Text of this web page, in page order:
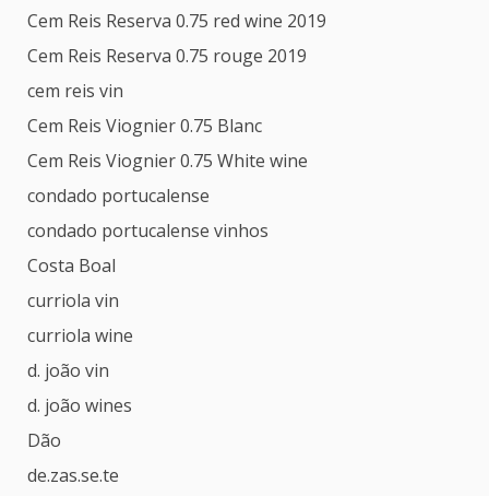
Cem Reis Reserva 0.75 red wine 2019
Cem Reis Reserva 0.75 rouge 2019
cem reis vin
Cem Reis Viognier 0.75 Blanc
Cem Reis Viognier 0.75 White wine
condado portucalense
condado portucalense vinhos
Costa Boal
curriola vin
curriola wine
d. joão vin
d. joão wines
Dão
de.zas.se.te